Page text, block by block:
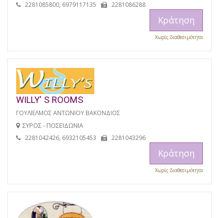
2281085800, 6979117135 2281086288
Κράτηση
Χωρίς διαθεσιμότητα
WILLY' S ROOMS
ΓΟΥΛΙΕΛΜΟΣ ΑΝΤΩΝΙΟΥ ΒΑΚΟΝΔΙΟΣ
ΣΥΡΟΣ - ΠΟΣΕΙΔΩΝΙΑ
2281042426, 6932105453 2281043296
Κράτηση
Χωρίς διαθεσιμότητα